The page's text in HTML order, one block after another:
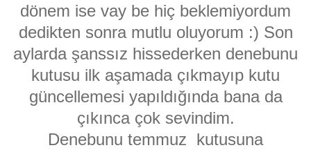
dönem ise vay be hiç beklemiyordum
dedikten sonra mutlu oluyorum :) Son
aylarda şanssız hissederken denebunu
kutusu ilk aşamada çıkmayıp kutu
güncellemesi yapıldığında bana da
çıkınca çok sevindim.
Denebunu temmuz kutusuna